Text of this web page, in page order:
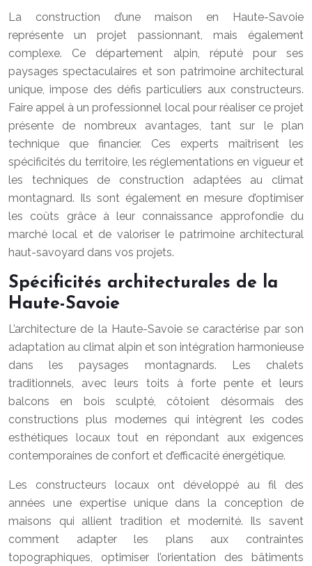
La construction d’une maison en Haute-Savoie
représente un projet passionnant, mais également
complexe. Ce département alpin, réputé pour ses
paysages spectaculaires et son patrimoine architectural
unique, impose des défis particuliers aux constructeurs.
Faire appel à un professionnel local pour réaliser ce projet
présente de nombreux avantages, tant sur le plan
technique que financier. Ces experts maîtrisent les
spécificités du territoire, les réglementations en vigueur et
les techniques de construction adaptées au climat
montagnard. Ils sont également en mesure d’optimiser
les coûts grâce à leur connaissance approfondie du
marché local et de valoriser le patrimoine architectural
haut-savoyard dans vos projets.
Spécificités architecturales de la
Haute-Savoie
L’architecture de la Haute-Savoie se caractérise par son
adaptation au climat alpin et son intégration harmonieuse
dans les paysages montagnards. Les chalets
traditionnels, avec leurs toits à forte pente et leurs
balcons en bois sculpté, côtoient désormais des
constructions plus modernes qui intègrent les codes
esthétiques locaux tout en répondant aux exigences
contemporaines de confort et d’efficacité énergétique.
Les constructeurs locaux ont développé au fil des
années une expertise unique dans la conception de
maisons qui allient tradition et modernité. Ils savent
comment adapter les plans aux contraintes
topographiques, optimiser l’orientation des bâtiments